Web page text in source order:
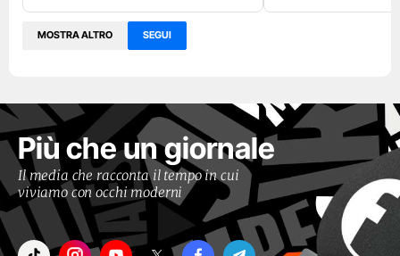
MOSTRA ALTRO SEGUI
Più che un giornale
Il media che racconta il tempo in cui
viviamo con occhi moderni